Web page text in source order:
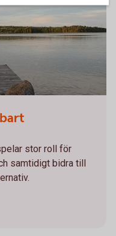
stor roll för
samtidigt bidra till